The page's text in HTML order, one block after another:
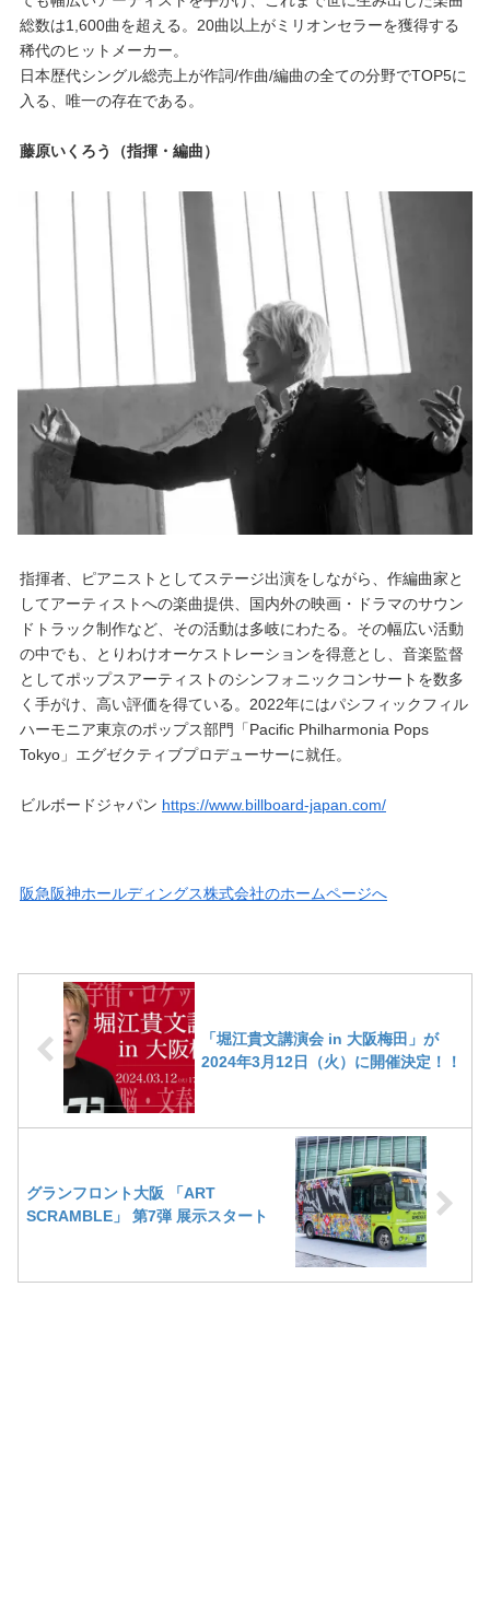
総数は1,600曲を超える。20曲以上がミリオンセラーを獲得する
稀代のヒットメーカー。
日本歴代シングル総売上が作詞/作曲/編曲の全ての分野でTOP5に
入る、唯一の存在である。
藤原いくろう（指揮・編曲）
指揮者、ピアニストとしてステージ出演をしながら、作編曲家と
してアーティストへの楽曲提供、国内外の映画・ドラマのサウン
ドトラック制作など、その活動は多岐にわたる。その幅広い活動
の中でも、とりわけオーケストレーションを得意とし、音楽監督
としてポップスアーティストのシンフォニックコンサートを数多
く手がけ、高い評価を得ている。2022年にはパシフィックフィル
ハーモニア東京のポップス部門「Pacific Philharmonia Pops
Tokyo」エグゼクティブプロデューサーに就任。
ビルボードジャパン https://www.billboard-japan.com/
阪急阪神ホールディングス株式会社のホームページへ
「堀江貴文講演会 in 大阪梅田」が
2024年3月12日（火）に開催決定！！
グランフロント大阪 「ART
SCRAMBLE」 第7弾 展示スタート